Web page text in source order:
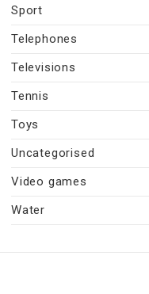
Sport
Telephones
Televisions
Tennis
Toys
Uncategorised
Video games
Water